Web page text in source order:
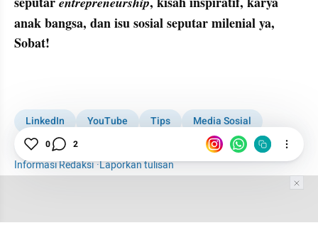
anak bangsa, dan isu sosial seputar milenial ya,
Sobat!
LinkedIn YouTube Tips
Media Sosial
Instagram
Informasi Redaksi·Laporkan tulisan
0 2